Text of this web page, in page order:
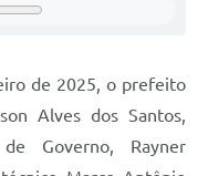
de 2025, o prefeito
Alves dos Santos,
Governo, Rayner